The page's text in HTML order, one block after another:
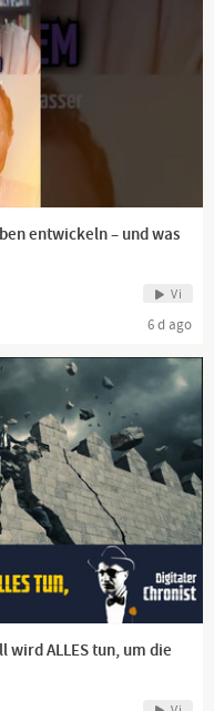
entwickeln – und was
Vi
6 d ago
wird ALLES tun, um die